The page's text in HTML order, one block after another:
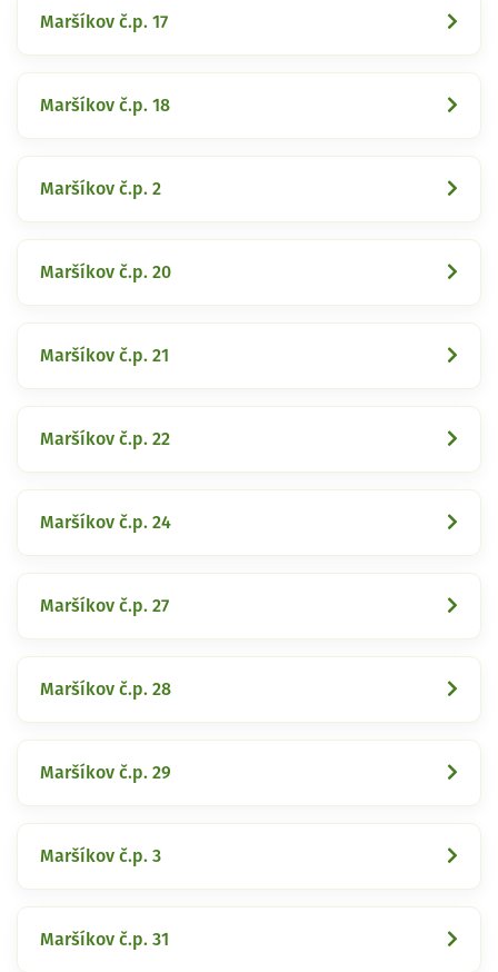
Maršíkov č.p. 17
Maršíkov č.p. 18
Maršíkov č.p. 2
Maršíkov č.p. 20
Maršíkov č.p. 21
Maršíkov č.p. 22
Maršíkov č.p. 24
Maršíkov č.p. 27
Maršíkov č.p. 28
Maršíkov č.p. 29
Maršíkov č.p. 3
Maršíkov č.p. 31